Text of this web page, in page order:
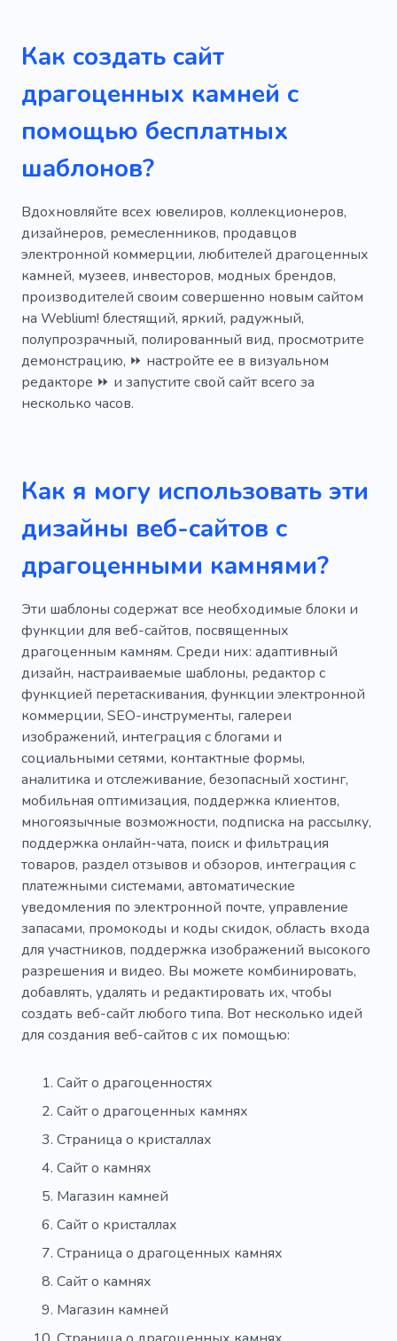
Золото
Камень Кристалл
Ювелирные изделия
Роскошь
Драгоценные камни
Праздник
Серебро
Магазин
Подарок
Продажа
Макияж
Татуировка
Как создать сайт
драгоценных камней с
помощью бесплатных
шаблонов?
Вдохновляйте всех ювелиров, коллекционеров,
дизайнеров, ремесленников, продавцов
электронной коммерции, любителей драгоценных
камней, музеев, инвесторов, модных брендов,
производителей своим совершенно новым сайтом
на Weblium! блестящий, яркий, радужный,
полупрозрачный, полированный вид, просмотрите
демонстрацию, ⏩ настройте ее в визуальном
редакторе ⏩ и запустите свой сайт всего за
несколько часов.
Как я могу использовать эти
дизайны веб-сайтов с
драгоценными камнями?
Эти шаблоны содержат все необходимые блоки и
функции для веб-сайтов, посвященных
драгоценным камням. Среди них: адаптивный
дизайн, настраиваемые шаблоны, редактор с
функцией перетаскивания, функции электронной
коммерции, SEO-инструменты, галереи
изображений, интеграция с блогами и
социальными сетями, контактные формы,
аналитика и отслеживание, безопасный хостинг,
мобильная оптимизация, поддержка клиентов,
многоязычные возможности, подписка на рассылку,
поддержка онлайн-чата, поиск и фильтрация
товаров, раздел отзывов и обзоров, интеграция с
платежными системами, автоматические
уведомления по электронной почте, управление
запасами, промокоды и коды скидок, область входа
для участников, поддержка изображений высокого
разрешения и видео. Вы можете комбинировать,
добавлять, удалять и редактировать их, чтобы
создать веб-сайт любого типа. Вот несколько идей
для создания веб-сайтов с их помощью:
Сайт о драгоценностях
Сайт о драгоценных камнях
Страница о кристаллах
Сайт о камнях
Магазин камней
Сайт о кристаллах
Страница о драгоценных камнях
Сайт о камнях
Магазин камней